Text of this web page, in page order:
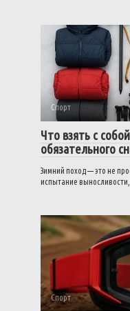
Спорт
Что взять с
обязательного
Зимний поход — это не
испытание
Спорт